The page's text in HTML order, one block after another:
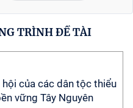
TRÌNH ĐỀ TÀI
của các dân tộc thiểu
vững Tây Nguyên